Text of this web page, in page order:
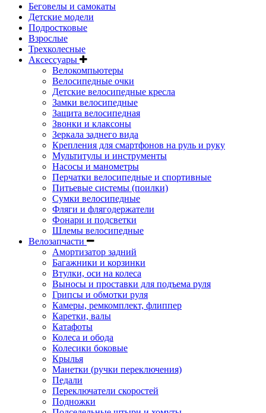
Беговелы и самокаты
Детские модели
Подростковые
Взрослые
Трехколесные
Аксессуары
Велокомпьютеры
Велосипедные очки
Детские велосипедные кресла
Замки велосипедные
Защита велосипедная
Звонки и клаксоны
Зеркала заднего вида
Крепления для смартфонов на руль и руку
Мультитулы и инструменты
Насосы и манометры
Перчатки велосипедные и спортивные
Питьевые системы (поилки)
Сумки велосипедные
Фляги и флягодержатели
Фонари и подсветки
Шлемы велосипедные
Велозапчасти
Амортизатор задний
Багажники и корзинки
Втулки, оси на колеса
Выносы и проставки для подъема руля
Грипсы и обмотки руля
Камеры, ремкомплект, флиппер
Каретки, валы
Катафоты
Колеса и обода
Колесики боковые
Крылья
Манетки (ручки переключения)
Педали
Переключатели скоростей
Подножки